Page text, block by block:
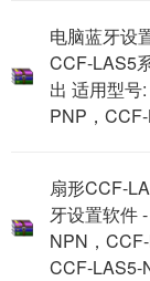
电脑蓝牙设
CCF-LAS5
出 适用型
PNP，
扇形CCF-
牙设置软件
NPN，
CCF-LAS5-